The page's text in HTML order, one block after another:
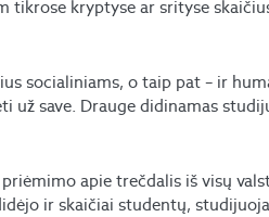
kryptyse ar srityse
socialiniams, o taip pat – ir
už save. Drauge didinamas
apie trečdalis iš visų
ir skaičiai studentų,